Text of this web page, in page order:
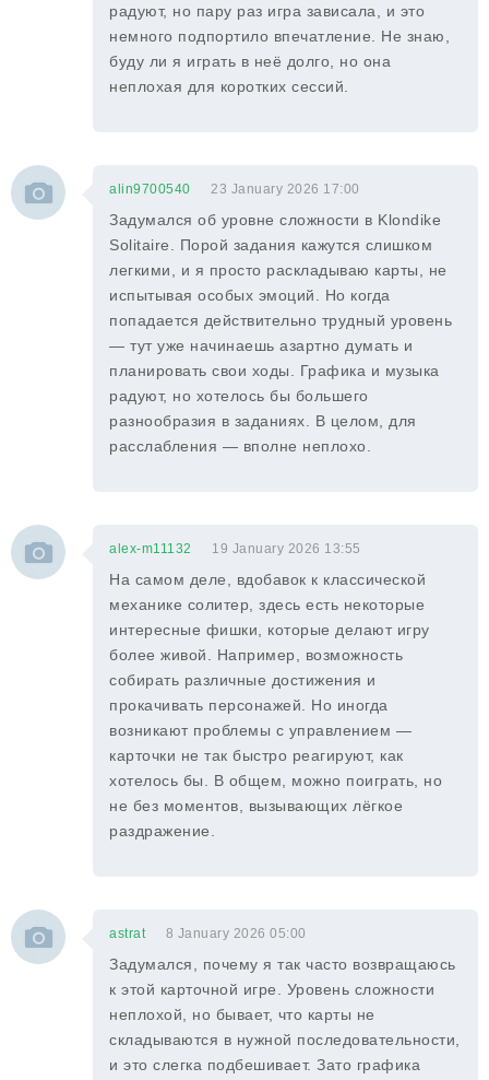
радуют, но пару раз игра зависала, и это
немного подпортило впечатление. Не знаю,
буду ли я играть в неё долго, но она
неплохая для коротких сессий.
alin9700540 23 January 2026 17:00
Задумался об уровне сложности в Klondike
Solitaire. Порой задания кажутся слишком
легкими, и я просто раскладываю карты, не
испытывая особых эмоций. Но когда
попадается действительно трудный уровень
— тут уже начинаешь азартно думать и
планировать свои ходы. Графика и музыка
радуют, но хотелось бы большего
разнообразия в заданиях. В целом, для
расслабления — вполне неплохо.
alex-m11132 19 January 2026 13:55
На самом деле, вдобавок к классической
механике солитер, здесь есть некоторые
интересные фишки, которые делают игру
более живой. Например, возможность
собирать различные достижения и
прокачивать персонажей. Но иногда
возникают проблемы с управлением —
карточки не так быстро реагируют, как
хотелось бы. В общем, можно поиграть, но
не без моментов, вызывающих лёгкое
раздражение.
astrat 8 January 2026 05:00
Задумался, почему я так часто возвращаюсь
к этой карточной игре. Уровень сложности
неплохой, но бывает, что карты не
складываются в нужной последовательности,
и это слегка подбешивает. Зато графика